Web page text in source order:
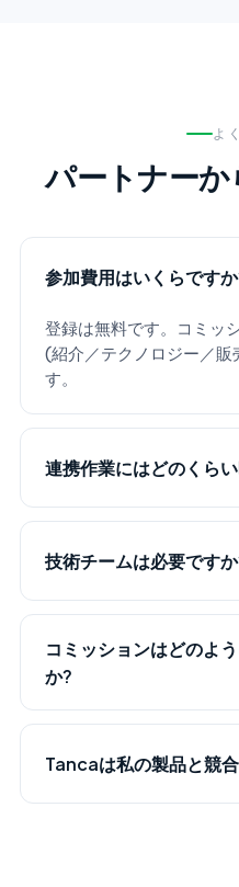
よ
パートナー
参加費用はいくらです
登録は無料です。コミッ
(紹介／テクノロジー／販
す。
連携作業にはどのくら
技術チームは必要です
コミッションはどのよ
か?
Tancaは私の製品と競